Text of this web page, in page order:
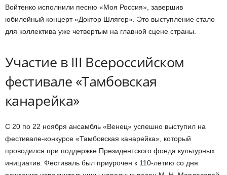
Войтенко исполнили песню «Моя Россия», завершив
юбилейный концерт «Доктор Шлягер». Это выступление стало
для коллектива уже четвертым на главной сцене страны.
Участие в III Всероссийском
фестивале «Тамбовская
канарейка»
С 20 по 22 ноября ансамбль «Венец» успешно выступил на
фестивале-конкурсе «Тамбовская канарейка», который
проводился при поддержке Президентского фонда культурных
инициатив. Фестиваль был приурочен к 110-летию со дня